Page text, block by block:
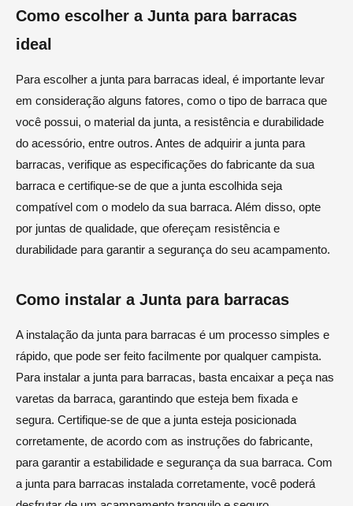
Como escolher a Junta para barracas
ideal
Para escolher a junta para barracas ideal, é importante levar
em consideração alguns fatores, como o tipo de barraca que
você possui, o material da junta, a resistência e durabilidade
do acessório, entre outros. Antes de adquirir a junta para
barracas, verifique as especificações do fabricante da sua
barraca e certifique-se de que a junta escolhida seja
compatível com o modelo da sua barraca. Além disso, opte
por juntas de qualidade, que ofereçam resistência e
durabilidade para garantir a segurança do seu acampamento.
Como instalar a Junta para barracas
A instalação da junta para barracas é um processo simples e
rápido, que pode ser feito facilmente por qualquer campista.
Para instalar a junta para barracas, basta encaixar a peça nas
varetas da barraca, garantindo que esteja bem fixada e
segura. Certifique-se de que a junta esteja posicionada
corretamente, de acordo com as instruções do fabricante,
para garantir a estabilidade e segurança da sua barraca. Com
a junta para barracas instalada corretamente, você poderá